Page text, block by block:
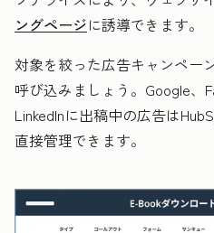
ングページに誘導できます。
対象を絞った広告キャンペー
呼び込みましょう。Google、
LinkedInに出稿中の広告は
直接管理できます。